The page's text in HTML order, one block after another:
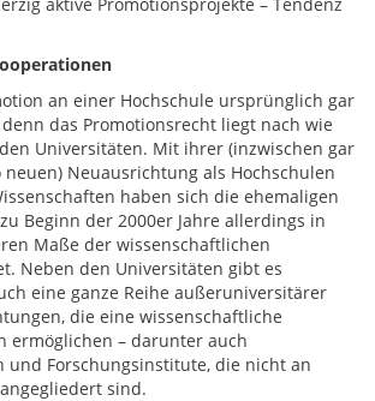
an einer Hochschule ursprünglich gar
das Promotionsrecht liegt nach wie
Universitäten. Mit ihrer (inzwischen gar
Neuausrichtung als Hochschulen
haben sich die ehemaligen
Beginn der 2000er Jahre allerdings in
Maße der wissenschaftlichen
Neben den Universitäten gibt es
eine ganze Reihe außeruniversitärer
die eine wissenschaftliche
ermöglichen – darunter auch
und Forschungsinstitute, die nicht an
sind.